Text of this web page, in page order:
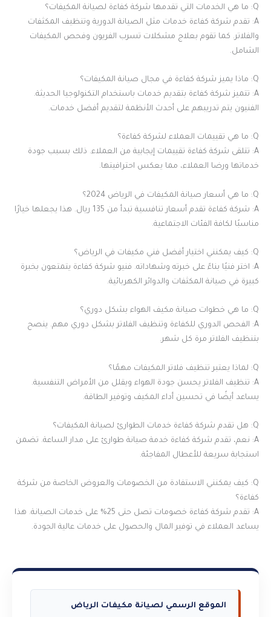
Q: ما هي الخدمات التي تقدمها شركة كفاءة لصيانة المكيفات؟
A: تقدم شركة كفاءة خدمات مثل الصيانة الدورية وتنظيف المكثفات
والفلاتر. كما تقوم بعلاج مشكلات تسرب الفريون وفحص المكيفات
الشامل.
Q: ماذا يميز شركة كفاءة في مجال صيانة المكيفات؟
A: تتميز شركة كفاءة بتقديم خدمات باستخدام التكنولوجيا الحديثة.
الفنيون يتم تدريبهم على أحدث الأنظمة لتقديم أفضل خدمات.
Q: ما هي تقييمات العملاء لشركة كفاءة؟
A: تتلقى شركة كفاءة تقييمات إيجابية من العملاء. ذلك بسبب جودة
خدماتها ورضا العملاء، مما يعكس احترافيتها.
Q: ما هي أسعار صيانة المكيفات في الرياض 2024؟
A: شركة كفاءة تقدم أسعار تنافسية تبدأ من 135 ريال. هذا يجعلها خيارًا
مناسبًا لكافة الفئات الاجتماعية.
Q: كيف يمكنني اختيار أفضل فني مكيفات في الرياض؟
A: اختر فنيًا بناءً على خبرته وشهاداته. فنيو شركة كفاءة يتمتعون بخبرة
كبيرة في صيانة المكثفات والدوائر الكهربائية.
Q: ما هي خطوات صيانة مكيف الهواء بشكل دوري؟
A: الفحص الدوري للكفاءة وتنظيف الفلاتر بشكل دوري مهم. ينصح
بتنظيف الفلاتر مرة كل شهر.
Q: لماذا يعتبر تنظيف فلاتر المكيفات مهمًا؟
A: تنظيف الفلاتر يحسن جودة الهواء ويقلل من الأمراض التنفسية.
يساعد أيضًا في تحسين أداء المكيف وتوفير الطاقة.
Q: هل تقدم شركة كفاءة خدمات الطوارئ لصيانة المكيفات؟
A: نعم، تقدم شركة كفاءة خدمة صيانة طوارئ على مدار الساعة. تضمن
استجابة سريعة للأعطال المفاجئة.
Q: كيف يمكنني الاستفادة من الخصومات والعروض الخاصة من شركة
كفاءة؟
A: تقدم شركة كفاءة خصومات تصل حتى 25% على خدمات الصيانة. هذا
يساعد العملاء في توفير المال والحصول على خدمات عالية الجودة.
الموقع الرسمي لصيانة مكيفات الرياض